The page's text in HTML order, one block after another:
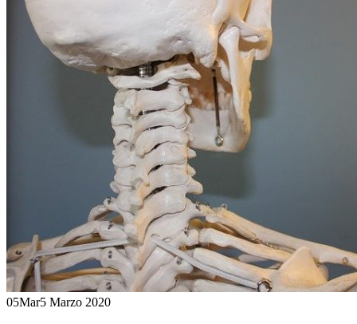
05Mar5 Marzo 2020